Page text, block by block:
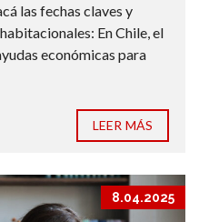
las fechas claves y
En Chile, el
económicas para
LEER MÁS
8.04.2025